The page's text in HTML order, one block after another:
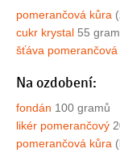
pomerančová kůra
cukr krystal 55
šťáva pomerančová
Na ozdobení:
fondán 100 gramů
likér pomerančový
pomerančová kůra